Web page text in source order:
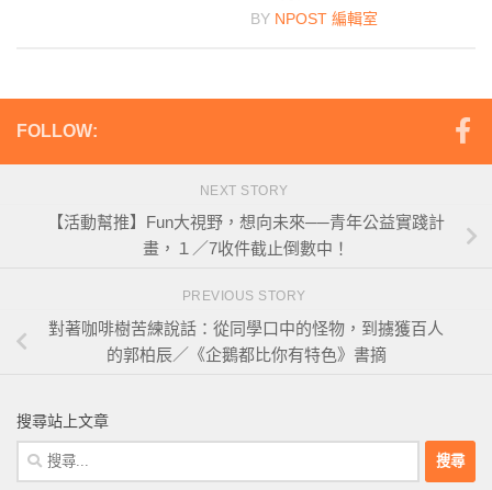
BY NPOST 編輯室
FOLLOW:
NEXT STORY
【活動幫推】Fun大視野，想向未來──青年公益實踐計
畫，１／7收件截止倒數中！
PREVIOUS STORY
對著咖啡樹苦練說話：從同學口中的怪物，到擄獲百人
的郭柏辰／《企鵝都比你有特色》書摘
搜尋站上文章
搜
尋